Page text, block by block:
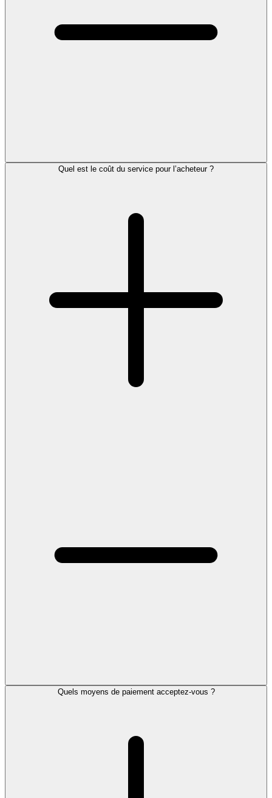
Quel est le coût du service pour l’acheteur ?
Quels moyens de paiement acceptez-vous ?